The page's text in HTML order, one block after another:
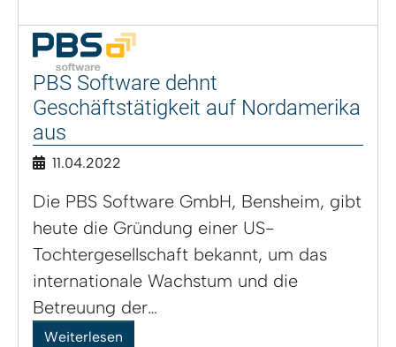
PBS Software dehnt
Geschäftstätigkeit auf Nordamerika
aus
11.04.2022
Die PBS Software GmbH, Bensheim, gibt
heute die Gründung einer US-
Tochtergesellschaft bekannt, um das
internationale Wachstum und die
Betreuung der…
Weiterlesen